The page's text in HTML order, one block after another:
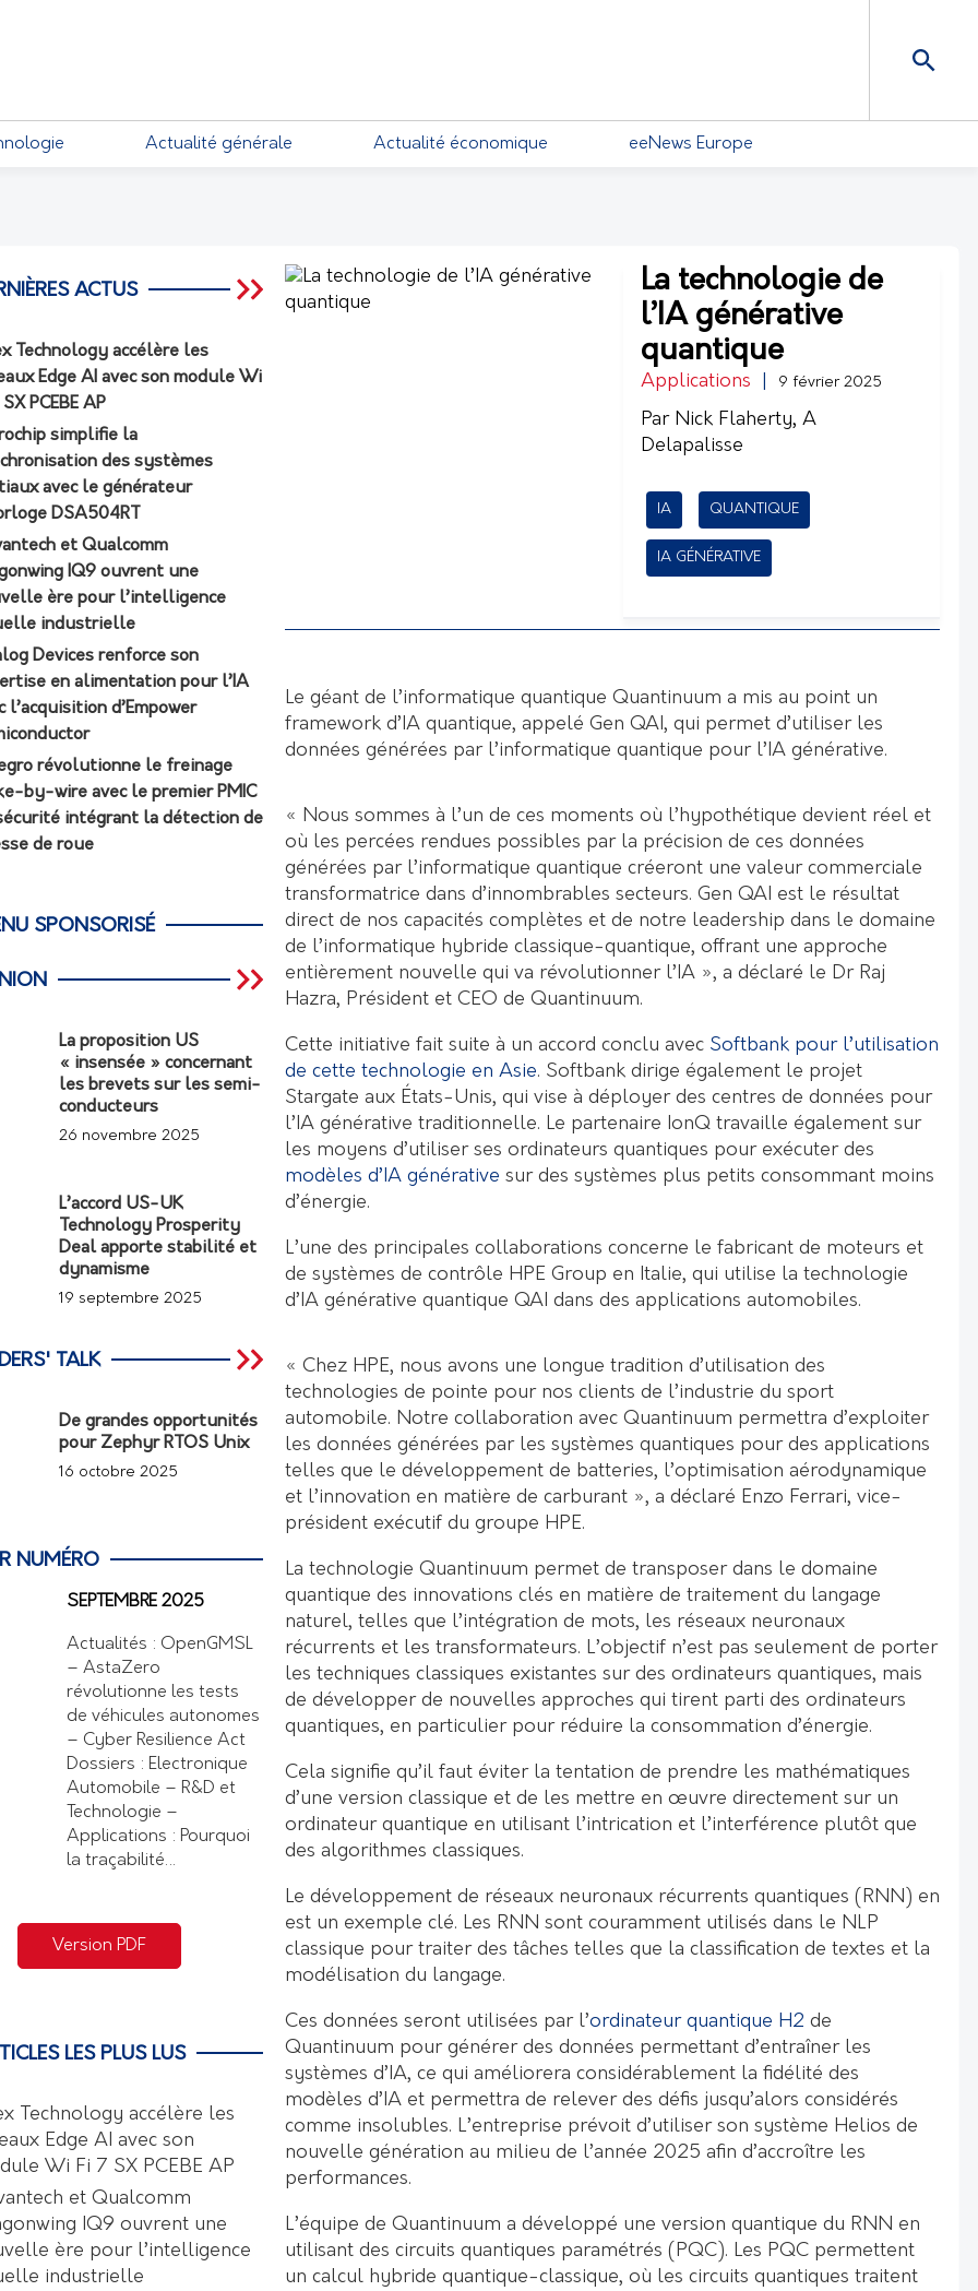
Actualité générale Actualité économique eeNews Europe
La technologie de
l’IA générative
quantique
Applications 9 février 2025
Par Nick Flaherty, A
Delapalisse
IA QUANTIQUE
IA GÉNÉRATIVE
Le géant de l’informatique quantique Quantinuum a mis au point un
framework d’IA quantique, appelé Gen QAI, qui permet d’utiliser les
données générées par l’informatique quantique pour l’IA générative.
« Nous sommes à l’un de ces moments où l’hypothétique devient réel et
où les percées rendues possibles par la précision de ces données
générées par l’informatique quantique créeront une valeur commerciale
transformatrice dans d’innombrables secteurs. Gen QAI est le résultat
direct de nos capacités complètes et de notre leadership dans le domaine
de l’informatique hybride classique-quantique, offrant une approche
entièrement nouvelle qui va révolutionner l’IA », a déclaré le Dr Raj
Hazra, Président et CEO de Quantinuum.
Cette initiative fait suite à un accord conclu avec Softbank pour l’utilisation
de cette technologie en Asie. Softbank dirige également le projet
Stargate aux États-Unis, qui vise à déployer des centres de données pour
l’IA générative traditionnelle. Le partenaire IonQ travaille également sur
les moyens d’utiliser ses ordinateurs quantiques pour exécuter des
modèles d’IA générative sur des systèmes plus petits consommant moins
d’énergie.
L’une des principales collaborations concerne le fabricant de moteurs et
de systèmes de contrôle HPE Group en Italie, qui utilise la technologie
d’IA générative quantique QAI dans des applications automobiles.
« Chez HPE, nous avons une longue tradition d’utilisation des
technologies de pointe pour nos clients de l’industrie du sport
automobile. Notre collaboration avec Quantinuum permettra d’exploiter
les données générées par les systèmes quantiques pour des applications
telles que le développement de batteries, l’optimisation aérodynamique
et l’innovation en matière de carburant », a déclaré Enzo Ferrari, vice-
président exécutif du groupe HPE.
La technologie Quantinuum permet de transposer dans le domaine
quantique des innovations clés en matière de traitement du langage
naturel, telles que l’intégration de mots, les réseaux neuronaux
récurrents et les transformateurs. L’objectif n’est pas seulement de porter
les techniques classiques existantes sur des ordinateurs quantiques, mais
de développer de nouvelles approches qui tirent parti des ordinateurs
quantiques, en particulier pour réduire la consommation d’énergie.
Cela signifie qu’il faut éviter la tentation de prendre les mathématiques
d’une version classique et de les mettre en œuvre directement sur un
ordinateur quantique en utilisant l’intrication et l’interférence plutôt que
des algorithmes classiques.
Le développement de réseaux neuronaux récurrents quantiques (RNN) en
est un exemple clé. Les RNN sont couramment utilisés dans le NLP
classique pour traiter des tâches telles que la classification de textes et la
modélisation du langage.
Ces données seront utilisées par l’ordinateur quantique H2 de
Quantinuum pour générer des données permettant d’entraîner les
systèmes d’IA, ce qui améliorera considérablement la fidélité des
modèles d’IA et permettra de relever des défis jusqu’alors considérés
comme insolubles. L’entreprise prévoit d’utiliser son système Helios de
nouvelle génération au milieu de l’année 2025 afin d’accroître les
performances.
L’équipe de Quantinuum a développé une version quantique du RNN en
utilisant des circuits quantiques paramétrés (PQC). Les PQC permettent
un calcul hybride quantique-classique, où les circuits quantiques traitent
ACTUS
Technology accélère les
Edge AI avec son module Wi
PCEBE AP
simplifie la
des systèmes
avec le générateur
DSA504RT
et Qualcomm
IQ9 ouvrent une
ère pour l’intelligence
industrielle
Devices renforce son
en alimentation pour l’IA
l’acquisition d’Empower
révolutionne le freinage
by-wire avec le premier PMIC
intégrant la détection de
de roue
SPONSORISÉ
La proposition US
« insensée » concernant
les brevets sur les semi-
conducteurs
26 novembre 2025
L’accord US-UK
Technology Prosperity
Deal apporte stabilité et
dynamisme
19 septembre 2025
TALK
De grandes opportunités
pour Zephyr RTOS Unix
16 octobre 2025
NUMÉRO
SEPTEMBRE 2025
Actualités : OpenGMSL
– AstaZero
révolutionne les tests
de véhicules autonomes
– Cyber Resilience Act
Dossiers : Electronique
Automobile – R&D et
Technologie –
Applications : Pourquoi
la traçabilité…
Version PDF
LES PLUS LUS
Technology accélère les
Edge AI avec son
Wi Fi 7 SX PCEBE AP
et Qualcomm
IQ9 ouvrent une
ère pour l’intelligence
industrielle